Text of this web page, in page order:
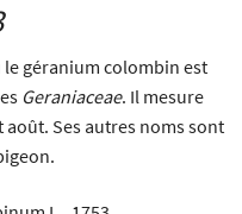
le géranium colombin est
Geraniaceae. Il mesure
août. Ses autres noms sont